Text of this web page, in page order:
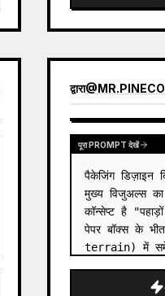
द्वारा@
पूरा PROMPT देखें
पैकेजिंग डिज़ाइन
मुख्य विजुअल्स
कॉन्सेप्ट है
पेपर बॉक्स के
terrain) में